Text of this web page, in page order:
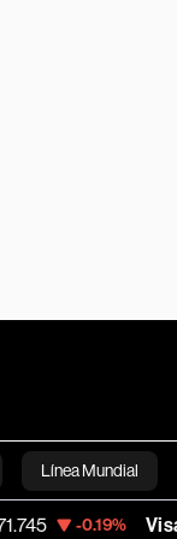
Línea Mundial
Bloomberg
Visa 369.59